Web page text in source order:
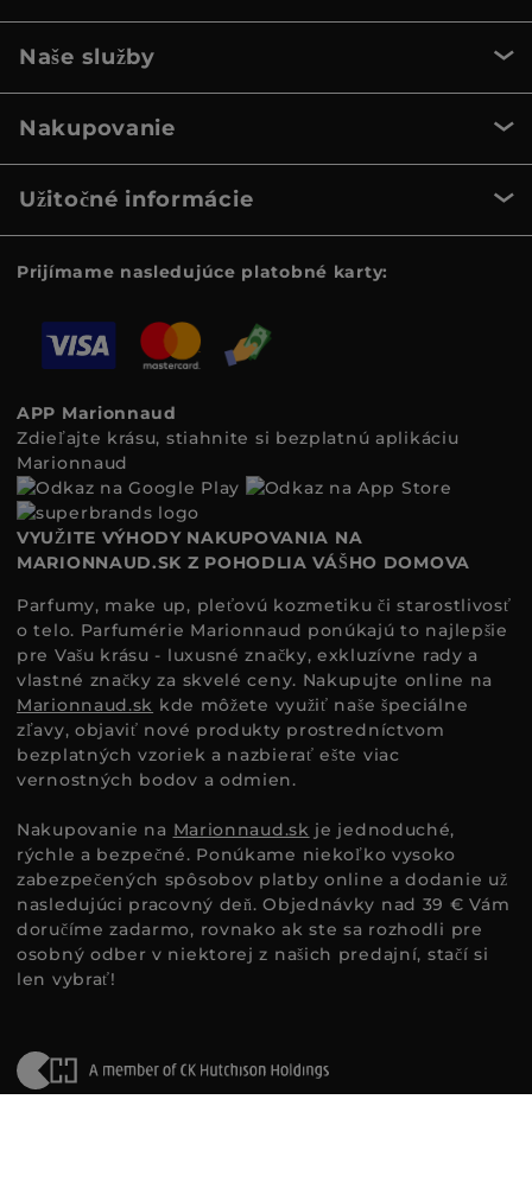
Naše služby
Nakupovanie
Užitočné informácie
Prijímame nasledujúce platobné karty:
APP Marionnaud
Zdieľajte krásu, stiahnite si bezplatnú aplikáciu
Marionnaud
VYUŽITE VÝHODY NAKUPOVANIA NA
MARIONNAUD.SK Z POHODLIA VÁŠHO DOMOVA
Parfumy, make up, pleťovú kozmetiku či starostlivosť
o telo. Parfumérie Marionnaud ponúkajú to najlepšie
pre Vašu krásu - luxusné značky, exkluzívne rady a
vlastné značky za skvelé ceny. Nakupujte online na
Marionnaud.sk kde môžete využiť naše špeciálne
zľavy, objaviť nové produkty prostredníctvom
bezplatných vzoriek a nazbierať ešte viac
vernostných bodov a odmien.
Nakupovanie na Marionnaud.sk je jednoduché,
rýchle a bezpečné. Ponúkame niekoľko vysoko
zabezpečených spôsobov platby online a dodanie už
nasledujúci pracovný deň. Objednávky nad 39 € Vám
doručíme zadarmo, rovnako ak ste sa rozhodli pre
osobný odber v niektorej z našich predajní, stačí si
len vybrať!